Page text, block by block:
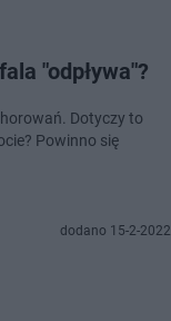
"odpływa"?
Dotyczy to
Powinno się
dodano 15-2-2022